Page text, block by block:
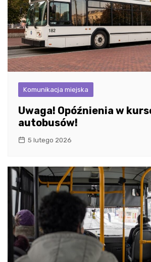
Komunikacja miejska
Uwaga! Opóźnienia w
autobusów!
5 lutego 2026